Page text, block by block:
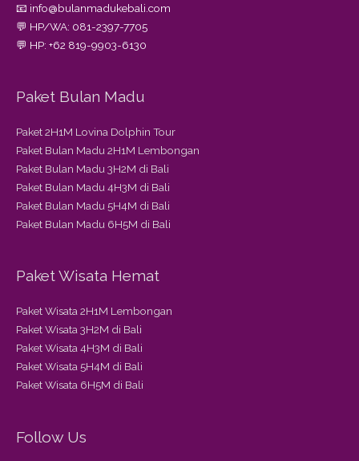
📧 info@bulanmadukebali.com
💬 HP/WA: 081-2397-7705
💬 HP: +62 819-9903-6130
Paket Bulan Madu
Paket 2H1M Lovina Dolphin Tour
Paket Bulan Madu 2H1M Lembongan
Paket Bulan Madu 3H2M di Bali
Paket Bulan Madu 4H3M di Bali
Paket Bulan Madu 5H4M di Bali
Paket Bulan Madu 6H5M di Bali
Paket Wisata Hemat
Paket Wisata 2H1M Lembongan
Paket Wisata 3H2M di Bali
Paket Wisata 4H3M di Bali
Paket Wisata 5H4M di Bali
Paket Wisata 6H5M di Bali
Follow Us